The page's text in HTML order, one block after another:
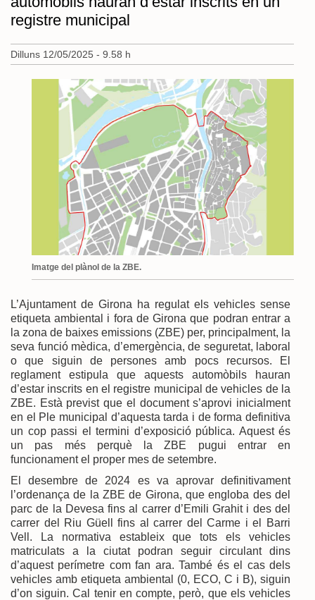
registre municipal
Dilluns 12/05/2025 - 9.58 h
Imatge del plànol de la ZBE.
L’Ajuntament de Girona ha regulat els vehicles sense
etiqueta ambiental i fora de Girona que podran entrar a
la zona de baixes emissions (ZBE) per, principalment, la
seva funció mèdica, d’emergència, de seguretat, laboral
o que siguin de persones amb pocs recursos. El
reglament estipula que aquests automòbils hauran
d’estar inscrits en el registre municipal de vehicles de la
ZBE. Està previst que el document s’aprovi inicialment
en el Ple municipal d’aquesta tarda i de forma definitiva
un cop passi el termini d’exposició pública. Aquest és
un pas més perquè la ZBE pugui entrar en
funcionament el proper mes de setembre.
El desembre de 2024 es va aprovar definitivament
l’ordenança de la ZBE de Girona, que engloba des del
parc de la Devesa fins al carrer d’Emili Grahit i des del
carrer del Riu Güell fins al carrer del Carme i el Barri
Vell. La normativa estableix que tots els vehicles
matriculats a la ciutat podran seguir circulant dins
d’aquest perímetre com fan ara. També és el cas dels
vehicles amb etiqueta ambiental (0, ECO, C i B), siguin
d’on siguin. Cal tenir en compte, però, que els vehicles